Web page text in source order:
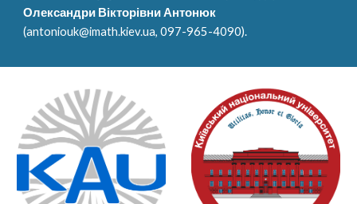
Олександри Вікторівни Антонюк
(antoniouk@imath.kiev.ua, 097-965-4090).